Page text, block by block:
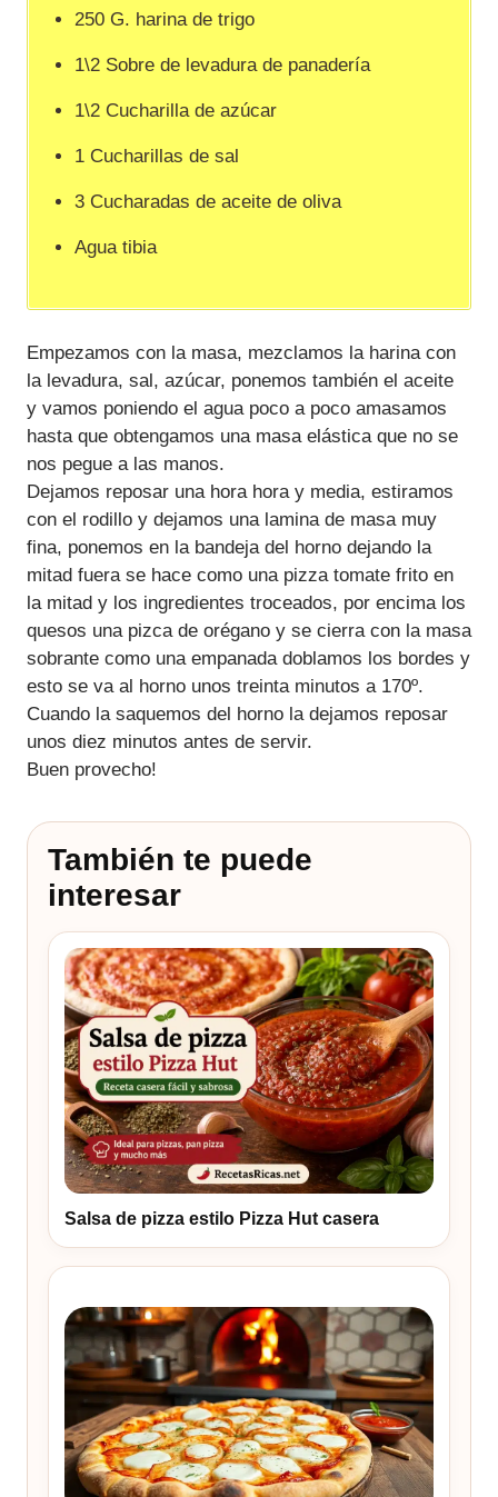
250 G. harina de trigo
1\2 Sobre de levadura de panadería
1\2 Cucharilla de azúcar
1 Cucharillas de sal
3 Cucharadas de aceite de oliva
Agua tibia
Empezamos con la masa, mezclamos la harina con
la levadura, sal, azúcar, ponemos también el aceite
y vamos poniendo el agua poco a poco amasamos
hasta que obtengamos una masa elástica que no se
nos pegue a las manos.
Dejamos reposar una hora hora y media, estiramos
con el rodillo y dejamos una lamina de masa muy
fina, ponemos en la bandeja del horno dejando la
mitad fuera se hace como una pizza tomate frito en
la mitad y los ingredientes troceados, por encima los
quesos una pizca de orégano y se cierra con la masa
sobrante como una empanada doblamos los bordes y
esto se va al horno unos treinta minutos a 170º.
Cuando la saquemos del horno la dejamos reposar
unos diez minutos antes de servir.
Buen provecho!
También te puede
interesar
Salsa de pizza estilo Pizza Hut casera